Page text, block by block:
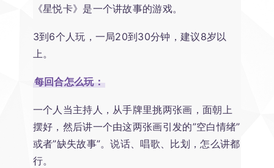
《星悦卡》是一个讲故事的游戏。
3到6个人玩，一局20到30分钟，建议8岁以
上。
每回合怎么玩：
一个人当主持人，从手牌里挑两张画，面朝上
摆好，然后讲一个由这两张画引发的”空白情绪”
或者”缺失故事”。说话、唱歌、比划，怎么讲都
行。